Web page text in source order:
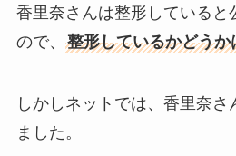
香里奈さんは整形していると
ので、 整形しているかどうか
しかしネットでは、香里奈さ
ました。